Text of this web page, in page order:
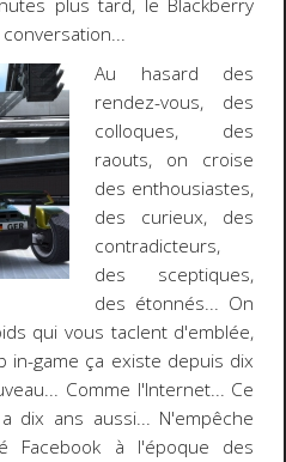
plus tard, le Blackberry
Au hasard des
rendez-vous, des
colloques, des
raouts, on croise
des enthousiastes,
des curieux, des
contradicteurs,
des sceptiques,
des étonnés... On
qui vous taclent d'emblée,
in-game ça existe depuis dix
Comme l'Internet... Ce
dix ans aussi... N'empêche
Facebook à l'époque des